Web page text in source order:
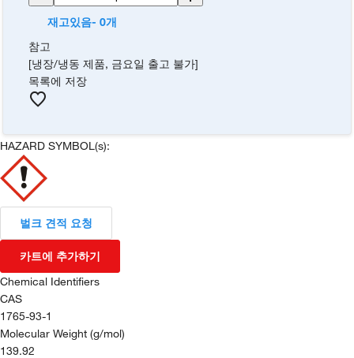
재고있음- 0개
참고
[냉장/냉동 제품, 금요일 출고 불가]
목록에 저장
HAZARD SYMBOL(s):
벌크 견적 요청
카트에 추가하기
Chemical Identifiers
CAS
1765-93-1
Molecular Weight (g/mol)
139.92